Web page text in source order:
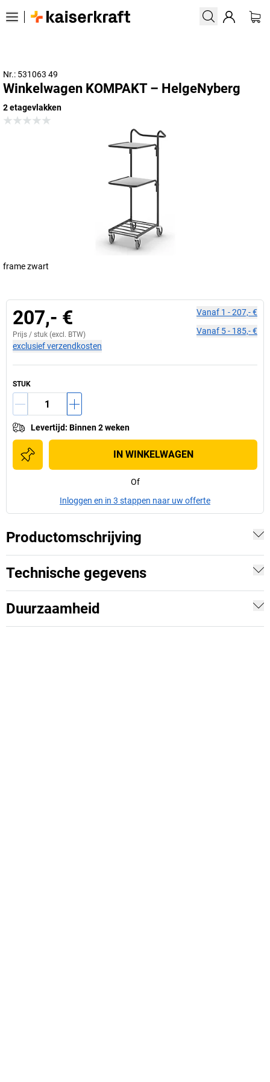
Nr.: 531063 49
Winkelwagen KOMPAKT – HelgeNyberg
2 etagevlakken
frame zwart
207,- €
Prijs / stuk (excl. BTW)
exclusief verzendkosten
Vanaf 1 -207,- €
Vanaf 5- 185,- €
STUK
Levertijd: Binnen 2 weken
IN WINKELWAGEN
Of
Inloggen en in 3 stappen naar uw offerte
Productomschrijving
Technische gegevens
Duurzaamheid